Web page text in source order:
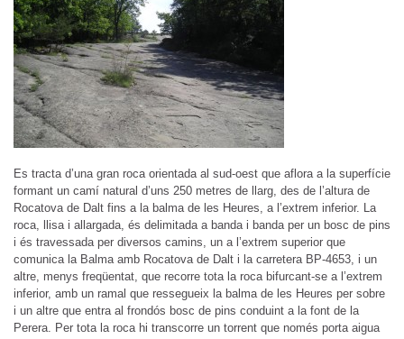
Es tracta d’una gran roca orientada al sud-oest que aflora a la superfície
formant un camí natural d’uns 250 metres de llarg, des de l’altura de
Rocatova de Dalt fins a la balma de les Heures, a l’extrem inferior. La
roca, llisa i allargada, és delimitada a banda i banda per un bosc de pins
i és travessada per diversos camins, un a l’extrem superior que
comunica la Balma amb Rocatova de Dalt i la carretera BP-4653, i un
altre, menys freqüentat, que recorre tota la roca bifurcant-se a l’extrem
inferior, amb un ramal que ressegueix la balma de les Heures per sobre
i un altre que entra al frondós bosc de pins conduint a la font de la
Perera. Per tota la roca hi transcorre un torrent que només porta aigua